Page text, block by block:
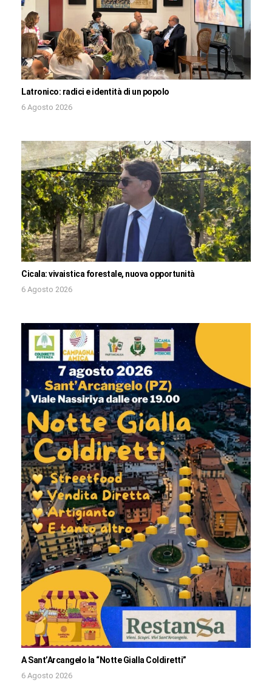
Latronico: radici e identità di un popolo
6 Agosto 2026
Cicala: vivaistica forestale, nuova opportunità
6 Agosto 2026
A Sant’Arcangelo la “Notte Gialla Coldiretti”
6 Agosto 2026